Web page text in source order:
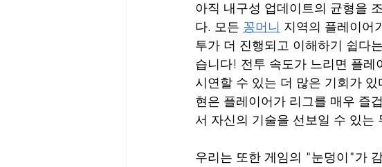
아직 내구성 업데이트의 균형을
다. 모든 꽁머니 지역의 플레이어
투가 더 진행되고 이해하기 쉽다
습니다! 전투 속도가 느리면 플레
시연할 수 있는 더 많은 기회가
현은 플레이어가 리그를 매우 즐
서 자신의 기술을 선보일 수 있는
우리는 또한 게임의 "눈덩이"가